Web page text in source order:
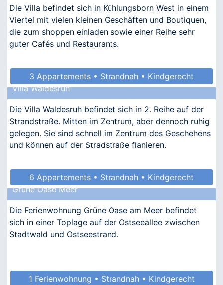
Die Villa befindet sich in Kühlungsborn West in einem
Viertel mit vielen kleinen Geschäften und Boutiquen,
die zum shoppen einladen sowie einer Reihe sehr
guter Cafés und Restaurants.
3 Appartements • Strandnah • Kindgerecht
Villa Waldesruh
Die Villa Waldesruh befindet sich in 2. Reihe auf der
Strandstraße. Mitten im Zentrum, aber dennoch ruhig
gelegen. Sie sind schnell im Zentrum des Geschehens
und können auf der Stradstraße flanieren.
6 Appartements • Strandnah • Kindgerecht
• Allergikergeeignet
Grüne Oase Meer
Die Ferienwohnung Grüne Oase am Meer befindet
sich in einer Toplage auf der Ostseeallee zwischen
Stadtwald und Ostseestrand.
1 Ferienwohnung • Strandnah • Kindgerecht